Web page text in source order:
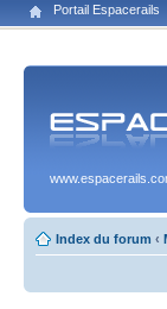
Portail Espacerails
Index du forum ‹